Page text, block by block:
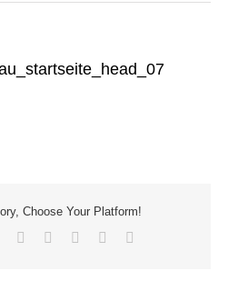
Choose Your Platform!
Reddit LinkedIn
TumblrPinterest